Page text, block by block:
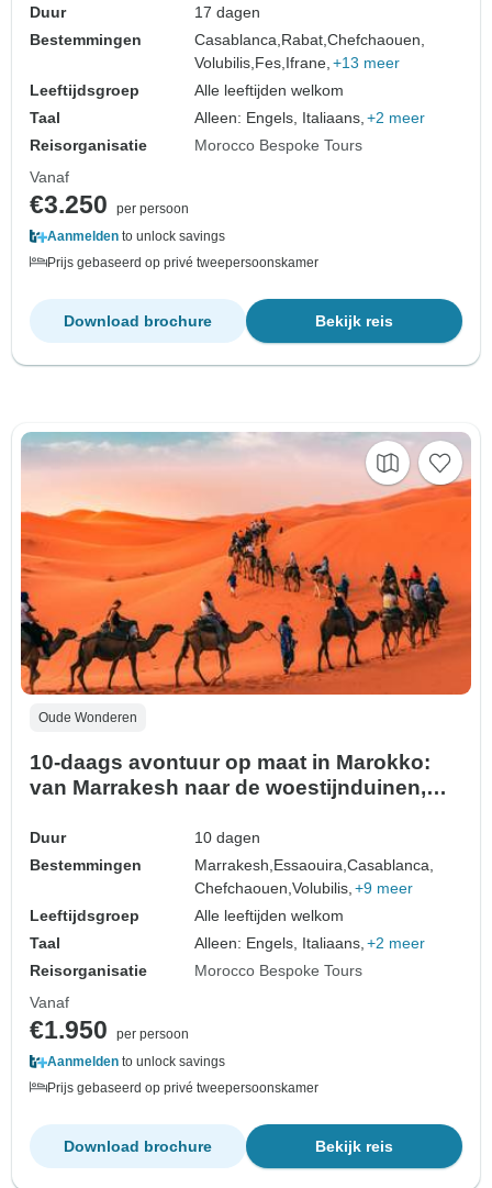
Duur
17 dagen
Bestemmingen
Casablanca, Rabat,Chefchaouen,
Volubilis, Fes, Ifrane, +13 meer
Leeftijdsgroep
Alle leeftijden welkom
Taal
Alleen: Engels, Italiaans, +2 meer
Reisorganisatie
Morocco Bespoke Tours
Vanaf
€3.250
per persoon
Aanmelden to unlock savings
Prijs gebaseerd op privé tweepersoonskamer
Bekijk reis
Download brochure
Oude Wonderen
10-daags avontuur op maat in Marokko:
van Marrakesh naar de woestijnduinen,
Duur
10 dagen
Bestemmingen
Marrakesh, Essaouira,Casablanca,
Chefchaouen,Volubilis, +9 meer
Leeftijdsgroep
Alle leeftijden welkom
Taal
Alleen: Engels, Italiaans, +2 meer
Reisorganisatie
Morocco Bespoke Tours
Vanaf
€1.950
per persoon
Aanmelden to unlock savings
Prijs gebaseerd op privé tweepersoonskamer
Bekijk reis
Download brochure